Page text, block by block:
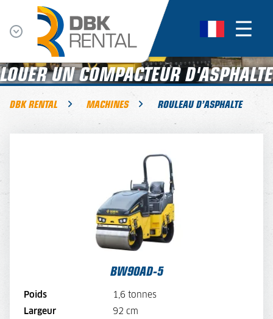
LOUER UN COMPACTEUR D'ASPHALTE
DBK RENTAL MACHINES ROULEAU D’ASPHALTE
BW90AD-5
Poids
1,6 tonnes
Largeur
92 cm
BW90AD-5
84,-
63,-